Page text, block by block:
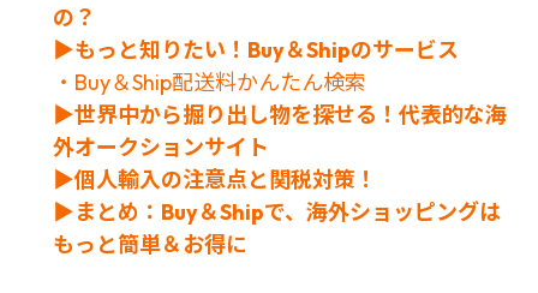
の？
▶もっと知りたい！Buy＆Shipのサービス
・Buy＆Ship配送料かんたん検索
▶世界中から掘り出し物を探せる！代表的な海
外オークションサイト
▶個人輸入の注意点と関税対策！
▶まとめ：Buy＆Shipで、海外ショッピングは
もっと簡単＆お得に